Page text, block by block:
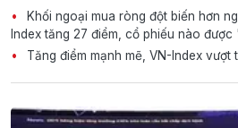
Khối ngoại mua ròng đột biến hơn
Index tăng 27 điểm, cổ phiếu nào được
Tăng điểm mạnh mẽ, VN-Index vượt